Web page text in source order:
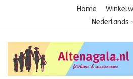
Home
Nederlands